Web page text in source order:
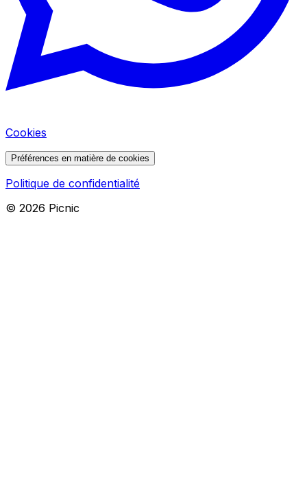
Cookies
Préférences en matière de cookies
Politique de confidentialité
© 2026 Picnic